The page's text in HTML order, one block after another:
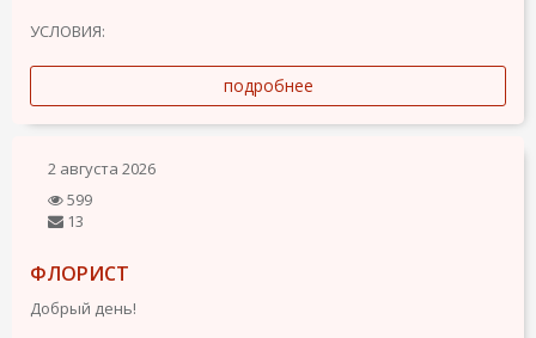
УСЛОВИЯ:
подробнее
2 августа 2026
599
13
ФЛОРИСТ
Добрый день!